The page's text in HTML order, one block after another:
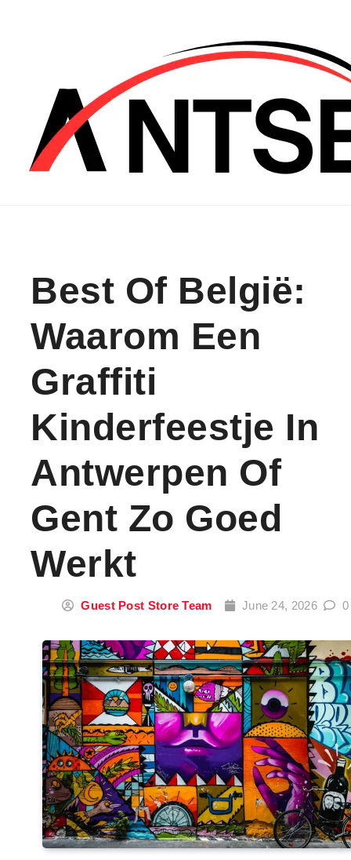
Best Of België:
Waarom Een
Graffiti
Kinderfeestje In
Antwerpen Of
Gent Zo Goed
Werkt
Guest Post Store Team June 24, 2026 0